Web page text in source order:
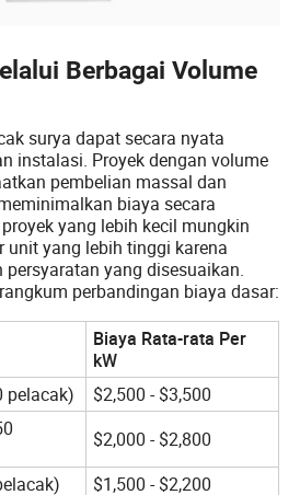
Berbagai Volume
surya dapat secara nyata
instalasi. Proyek dengan volume
pembelian massal dan
biaya secara
yang lebih kecil mungkin
unit yang lebih tinggi karena
yang disesuaikan.
perbandingan biaya dasar:
Biaya Rata-rata Per
kW
pelacak)
$2,500 - $3,500
$2,000 - $2,800
$1,500 - $2,200